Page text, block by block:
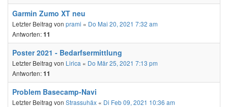
Garmin Zumo XT neu
Letzter Beitrag von prami « Do Mai 20, 2021 7:32 am
Antworten:11
Poster 2021 - Bedarfsermittlung
Letzter Beitrag von Lirica « Do Mär 25, 2021 7:13 pm
Antworten:11
Problem Basecamp-Navi
Letzter Beitrag von Strassuhäx « Di Feb 09, 2021 10:36 am